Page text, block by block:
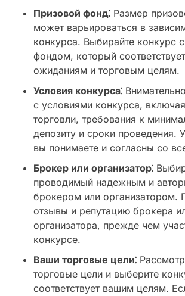
Призовой фонд⁚ Размер
может варьироваться в
конкурса. Выбирайте конкурс
фондом, который
ожиданиям и торговым целям.
Условия конкурса⁚
с условиями конкурса,
торговли, требования к
депозиту и сроки проведения.
вы понимаете и согласны со
Брокер или организатор⁚
проводимый надежным и
брокером или организатором.
отзывы и репутацию брокера
организатора, прежде чем
конкурсе.
Ваши торговые цели⁚
торговые цели и выберите
соответствует вашим целям.